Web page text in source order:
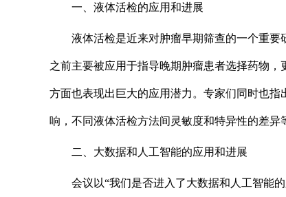
一、液体活检的应用和进展
液体活检是近来对肿瘤早期筛查的一个重
之前主要被应用于指导晚期肿瘤患者选择药物
方面也表现出巨大的应用潜力。专家们同时也
响，不同液体活检方法间灵敏度和特异性的差
二、大数据和人工智能的应用和进展
会议以“我们是否进入了大数据和人工智能